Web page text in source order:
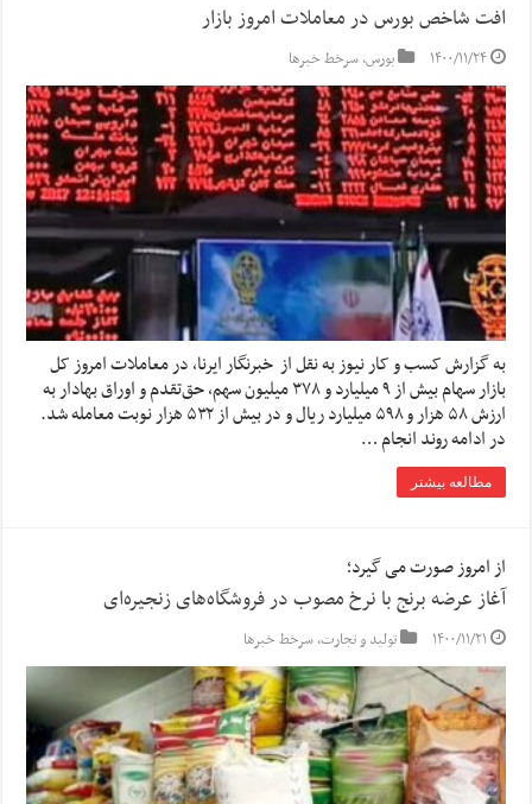
افت شاخص بورس در معاملات امروز بازار
۱۴۰۰/۱۱/۲۴ بورس,سرخط خبرها
به گزارش کسب و کار نیوز به نقل از خبرنگار ایرنا، در معاملات امروز کل
بازار سهام بیش از ۹ میلیارد و ۳۷۸ میلیون سهم، حق‌تقدم و اوراق بهادار به
ارزش ۵۸ هزار و ۵۹۸ میلیارد ریال و در بیش از ۵۳۲ هزار نوبت معامله شد.
در ادامه روند انجام …
مطالعه بیشتر
از امروز صورت می گیرد؛
آغاز عرضه برنج با نرخ مصوب در فروشگاه‌های زنجیره‌ای
۱۴۰۰/۱۱/۲۱ تولید و تجارت,سرخط خبرها